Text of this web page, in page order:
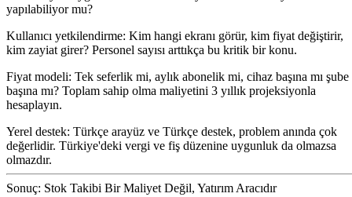
yapılabiliyor mu?
Kullanıcı yetkilendirme: Kim hangi ekranı görür, kim fiyat değiştirir,
kim zayiat girer? Personel sayısı arttıkça bu kritik bir konu.
Fiyat modeli: Tek seferlik mi, aylık abonelik mi, cihaz başına mı şube
başına mı? Toplam sahip olma maliyetini 3 yıllık projeksiyonla
hesaplayın.
Yerel destek: Türkçe arayüz ve Türkçe destek, problem anında çok
değerlidir. Türkiye'deki vergi ve fiş düzenine uygunluk da olmazsa
olmazdır.
Sonuç: Stok Takibi Bir Maliyet Değil, Yatırım Aracıdır